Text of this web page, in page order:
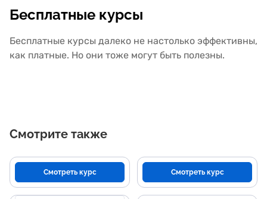
Бесплатные курсы
Бесплатные курсы далеко не настолько эффективны,
как платные. Но они тоже могут быть полезны.
Смотрите также
Смотреть курс Смотреть курс